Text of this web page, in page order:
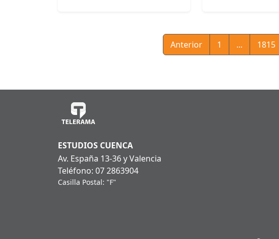
Anterior 1 ... 1815
ESTUDIOS CUENCA
Av. España 13-36 y Valencia
Teléfono: 07 2863904
Casilla Postal: "F"